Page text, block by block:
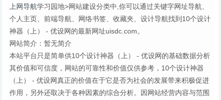
上网导航学习园地>网站建设分类中,你可以通过关键字网址导航、
个人主页、前端导航、网络书签、收藏夹、设计导航找到10个设计
神器（上） - 优设网的最新网址uisdc.com。
网站简介：暂无简介
本站平台只是简单供10个设计神器（上） - 优设网的基础数据分析
其价值和可信度，网站的可靠性和价值仅供参考，10个设计神器
（上） - 优设网真正的价值在于它是否为社会的发展带来积极促进
作用，另外还取决于各种因素的综合分析。因网站经营内容与范围